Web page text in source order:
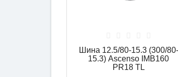
Шина 12.5/80-15.3 (300/80-
15.3) Ascenso IMB160
PR18 TL